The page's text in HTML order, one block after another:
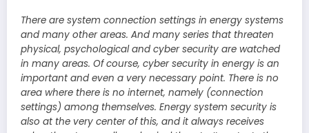
There are system connection settings in energy systems
and many other areas. And many series that threaten
physical, psychological and cyber security are watched
in many areas. Of course, cyber security in energy is an
important and even a very necessary point. There is no
area where there is no internet, namely (connection
settings) among themselves. Energy system security is
also at the very center of this, and it always receives